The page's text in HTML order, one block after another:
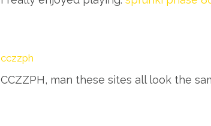
cczzph
CCZZPH, man these sites all look the